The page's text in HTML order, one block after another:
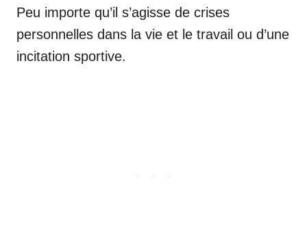
Peu importe qu’il s’agisse de crises
personnelles dans la vie et le travail ou d’une
incitation sportive.